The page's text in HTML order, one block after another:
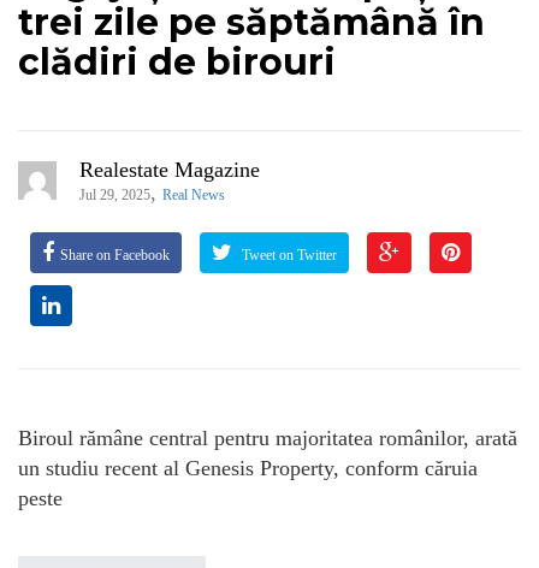
trei zile pe săptămână în
clădiri de birouri
Realestate Magazine
Jul 29, 2025, Real News
Share on Facebook Tweet on Twitter
Biroul rămâne central pentru majoritatea românilor, arată
un studiu recent al Genesis Property, conform căruia
peste